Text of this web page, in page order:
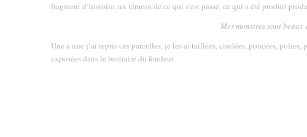
fragment d’histoire, un témoin de ce qui s’est passé, ce qui a été produit
Mes monstres sont
Une a une j’ai repris ces parcelles, je les ai taillées, ciselées, poncées,
exposées dans le bestiaire du fondeur.